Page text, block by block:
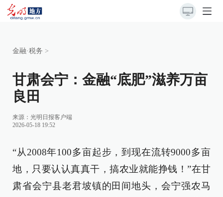
金融·税务 >
甘肃会宁：金融“底肥”滋养万亩
良田
来源： 光明日报客户端
2026-05-18 19:52
“从2008年100多亩起步，到现在流转9000多亩
地，只要认认真真干，搞农业就能挣钱！”在甘
肃省会宁县老君坡镇的田间地头，会宁强农马